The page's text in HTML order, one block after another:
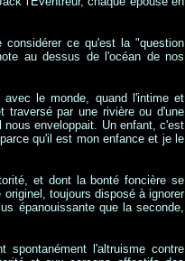
ce qu'est la "question
au dessus de l'océan de nos
avec le monde, quand l'intime et
traversé par une rivière ou d'une
enveloppait. Un enfant, c'est
qu'il est mon enfance et je le
et dont la bonté foncière se
toujours disposé à ignorer
épanouissante que la seconde,
l'altruisme contre